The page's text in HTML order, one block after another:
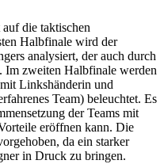
die taktischen
Halbfinale wird der
analysiert, der auch durch
Im zweiten Halbfinale werden
Linkshänderin und
Team) beleuchtet. Es
der Teams mit
eröffnen kann. Die
da ein starker
in Druck zu bringen.